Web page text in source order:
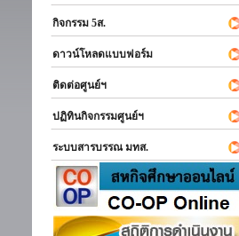
กิจกรรม 5ส.
ดาวน์โหลดแบบฟอร์ม
ติดต่อศูนย์ฯ
ปฏิทินกิจกรรมศูนย์ฯ
ระบบสารบรรณ มทส.